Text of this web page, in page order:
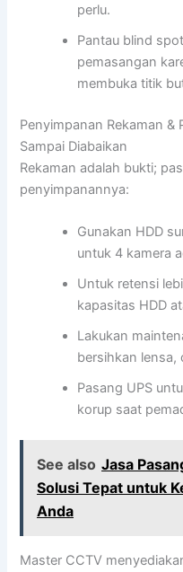
perlu.
Pantau blind
pemasangan
membuka titik
Penyimpanan Rekaman
Sampai Diabaikan
Rekaman adalah bukti;
penyimpanannya:
Gunakan HDD
untuk 4 kamera
Untuk retensi
kapasitas HDD
Lakukan
bersihkan lensa,
Pasang UPS
korup saat
See also Jasa
Solusi Tepat untuk
Anda
Master CCTV